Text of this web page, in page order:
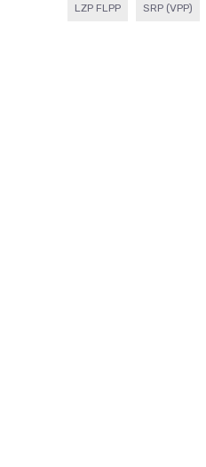
LZP FLPP SRP (VPP)